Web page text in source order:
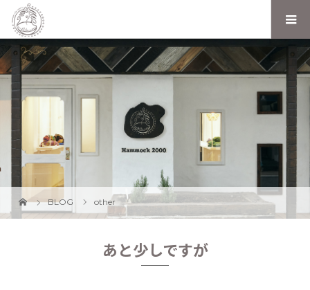
BLOG other
あと少しですが